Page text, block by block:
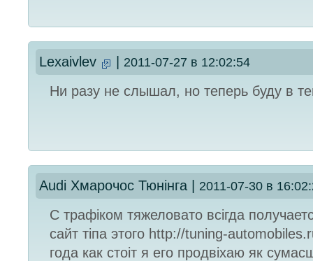
Lexaivlev 2011-07-27 в 12:02:54
Ни разу не слышал, но теперь буду в
Audi Хмарочос Тюнiнга 2011-07-30 в
С трафiком тяжеловато всiгда
сайт тiпа этого http://tuning-
года как стоiт я его продвiхаю як